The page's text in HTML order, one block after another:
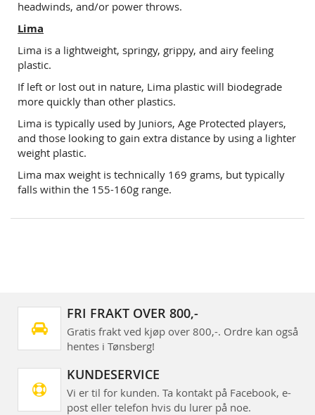
headwinds, and/or power throws.
Lima
Lima is a lightweight, springy, grippy, and airy feeling
plastic.
If left or lost out in nature, Lima plastic will biodegrade
more quickly than other plastics.
Lima is typically used by Juniors, Age Protected players,
and those looking to gain extra distance by using a lighter
weight plastic.
Lima max weight is technically 169 grams, but typically
falls within the 155-160g range.
FRI FRAKT OVER 800,-
Gratis frakt ved kjøp over 800,-. Ordre kan også
hentes i Tønsberg!
KUNDESERVICE
Vi er til for kunden. Ta kontakt på Facebook, e-
post eller telefon hvis du lurer på noe.